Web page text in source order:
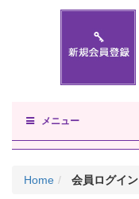
メニュー
Home 会員ログイン